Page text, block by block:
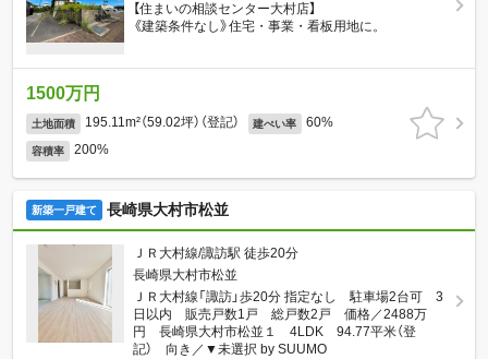
【住まいの相談センター大村店】
《建築条件なし》住宅・事業・看板用地に。
1500万円
土地面積 195.11m²（59.02坪）（登記） 建ぺい率 60%
容積率 200%
新築一戸建て 長崎県大村市松並
ＪＲ大村線/諏訪駅 徒歩20分
長崎県大村市松並
ＪＲ大村線「諏訪」歩20分 指定なし 駐車場2台可 3
日以内 販売戸数1戸 総戸数2戸 価格／2488万
円 長崎県大村市松並１ 4LDK 94.77平米（登
記） 向き／▼未選択 by SUUMO